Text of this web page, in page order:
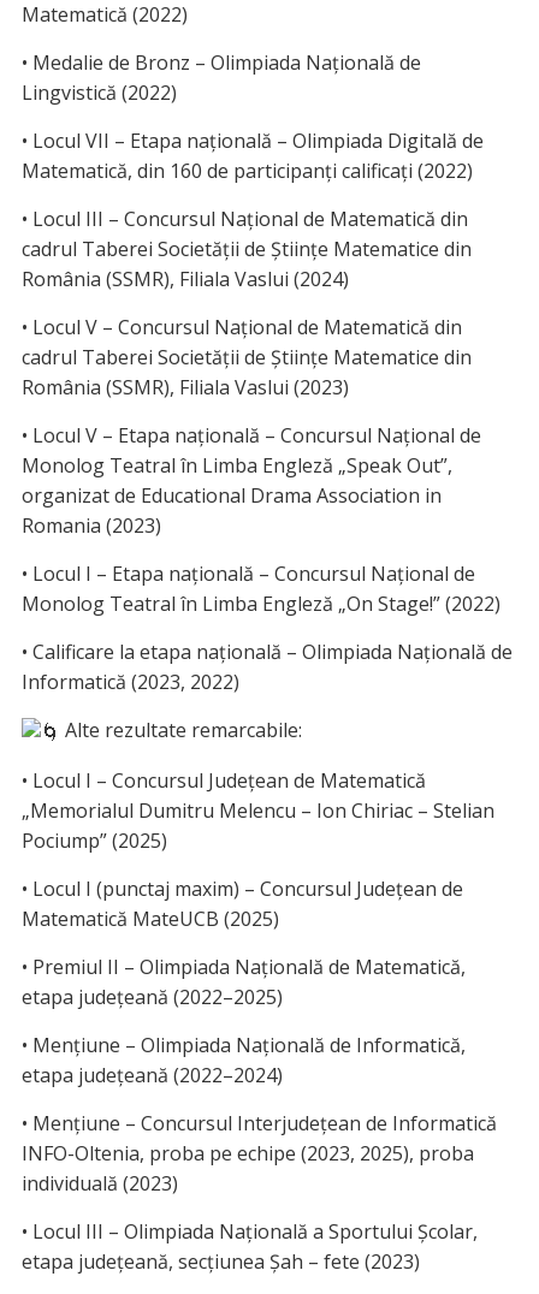
Matematică (2022)
• Medalie de Bronz – Olimpiada Națională de
Lingvistică (2022)
• Locul VII – Etapa națională – Olimpiada Digitală de
Matematică, din 160 de participanți calificați (2022)
• Locul III – Concursul Național de Matematică din
cadrul Taberei Societății de Științe Matematice din
România (SSMR), Filiala Vaslui (2024)
• Locul V – Concursul Național de Matematică din
cadrul Taberei Societății de Științe Matematice din
România (SSMR), Filiala Vaslui (2023)
• Locul V – Etapa națională – Concursul Național de
Monolog Teatral în Limba Engleză „Speak Out”,
organizat de Educational Drama Association in
Romania (2023)
• Locul I – Etapa națională – Concursul Național de
Monolog Teatral în Limba Engleză „On Stage!” (2022)
• Calificare la etapa națională – Olimpiada Națională de
Informatică (2023, 2022)
Alte rezultate remarcabile:
• Locul I – Concursul Județean de Matematică
„Memorialul Dumitru Melencu – Ion Chiriac – Stelian
Pociump” (2025)
• Locul I (punctaj maxim) – Concursul Județean de
Matematică MateUCB (2025)
• Premiul II – Olimpiada Națională de Matematică,
etapa județeană (2022–2025)
• Mențiune – Olimpiada Națională de Informatică,
etapa județeană (2022–2024)
• Mențiune – Concursul Interjudețean de Informatică
INFO-Oltenia, proba pe echipe (2023, 2025), proba
individuală (2023)
• Locul III – Olimpiada Națională a Sportului Școlar,
etapa județeană, secțiunea Șah – fete (2023)